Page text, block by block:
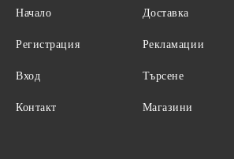
Начало
Регистрация
Вход
Контакт
Доставка
Рекламации
Търсене
Магазини